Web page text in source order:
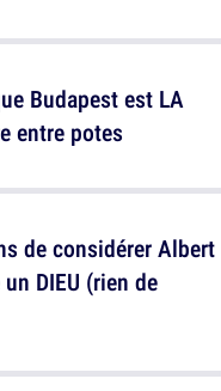
Budapest est LA
entre potes
de considérer Albert
DIEU (rien de